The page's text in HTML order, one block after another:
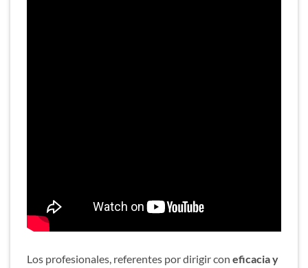
Los profesionales, referentes por dirigir con eficacia y